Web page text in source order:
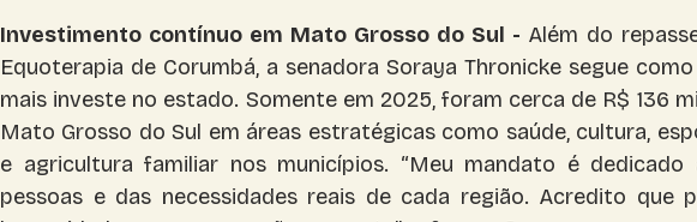
Investimento contínuo em Mato Grosso do Sul - Além do
Equoterapia de Corumbá, a senadora Soraya Thronicke segue
mais investe no estado. Somente em 2025, foram cerca de R$ 136
Mato Grosso do Sul em áreas estratégicas como saúde, cultura,
e agricultura familiar nos municípios. “Meu mandato é
pessoas e das necessidades reais de cada região. Acredito que